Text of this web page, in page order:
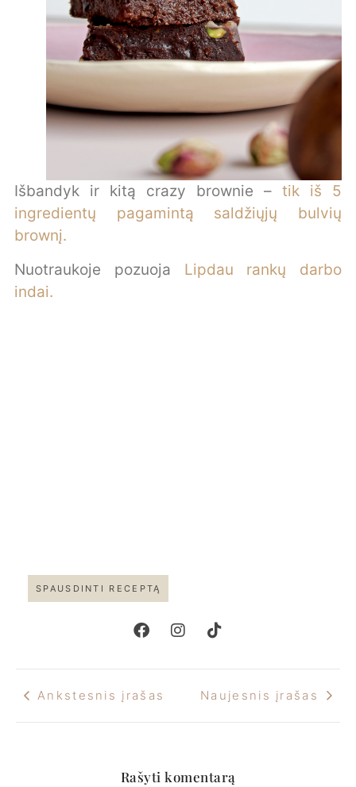
Išbandyk ir kitą crazy brownie – tik iš 5
ingredientų pagamintą saldžiųjų bulvių
brownį.
Nuotraukoje pozuoja Lipdau rankų darbo
indai.
SPAUSDINTI RECEPTĄ
Ankstesnis įrašas Naujesnis įrašas
Rašyti komentarą